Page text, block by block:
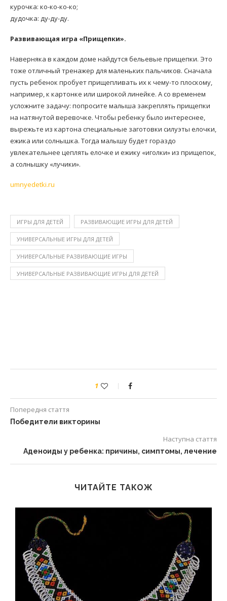
курочка: ко-ко-ко-ко;
дудочка: ду-ду-ду.
Развивающая игра «Прищепки».
Наверняка в каждом доме найдутся бельевые прищепки. Это
тоже отличный тренажер для маленьких пальчиков. Сначала
пусть ребенок пробует прищепливать их к чему-то плоскому,
например, к картонке или широкой линейке. А со временем
усложните задачу: попросите малыша закреплять прищепки
на натянутой веревочке. Чтобы ребенку было интереснее,
вырежьте из картона специальные заготовки силуэты елочки,
ежика или солнышка. Тогда малышу будет гораздо
увлекательнее цеплять елочке и ежику «иголки» из прищепок,
а солнышку «лучики».
umnyedetki.ru
ИГРЫ ДЛЯ ДЕТЕЙ РАЗВИВАЮЩИЕ ИГРЫ ДЛЯ ДЕТЕЙ
УНИВЕРСАЛЬНЫЕ ИГРЫ ДЛЯ ДЕТЕЙ
УНИВЕРСАЛЬНЫЕ РАЗВИВАЮЩИЕ ИГРЫ
УНИВЕРСАЛЬНЫЕ РАЗВИВАЮЩИЕ ИГРЫ ДЛЯ ДЕТЕЙ
1
Попередня стаття
Победители викторины
Наступна стаття
Аденоиды у ребенка: причины, симптомы, лечение
ЧИТАЙТЕ ТАКОЖ